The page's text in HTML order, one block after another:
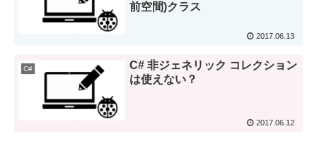
前空間)クラス
2017.06.13
C#
C# 非ジェネリック コレクション
は使えない？
2017.06.12